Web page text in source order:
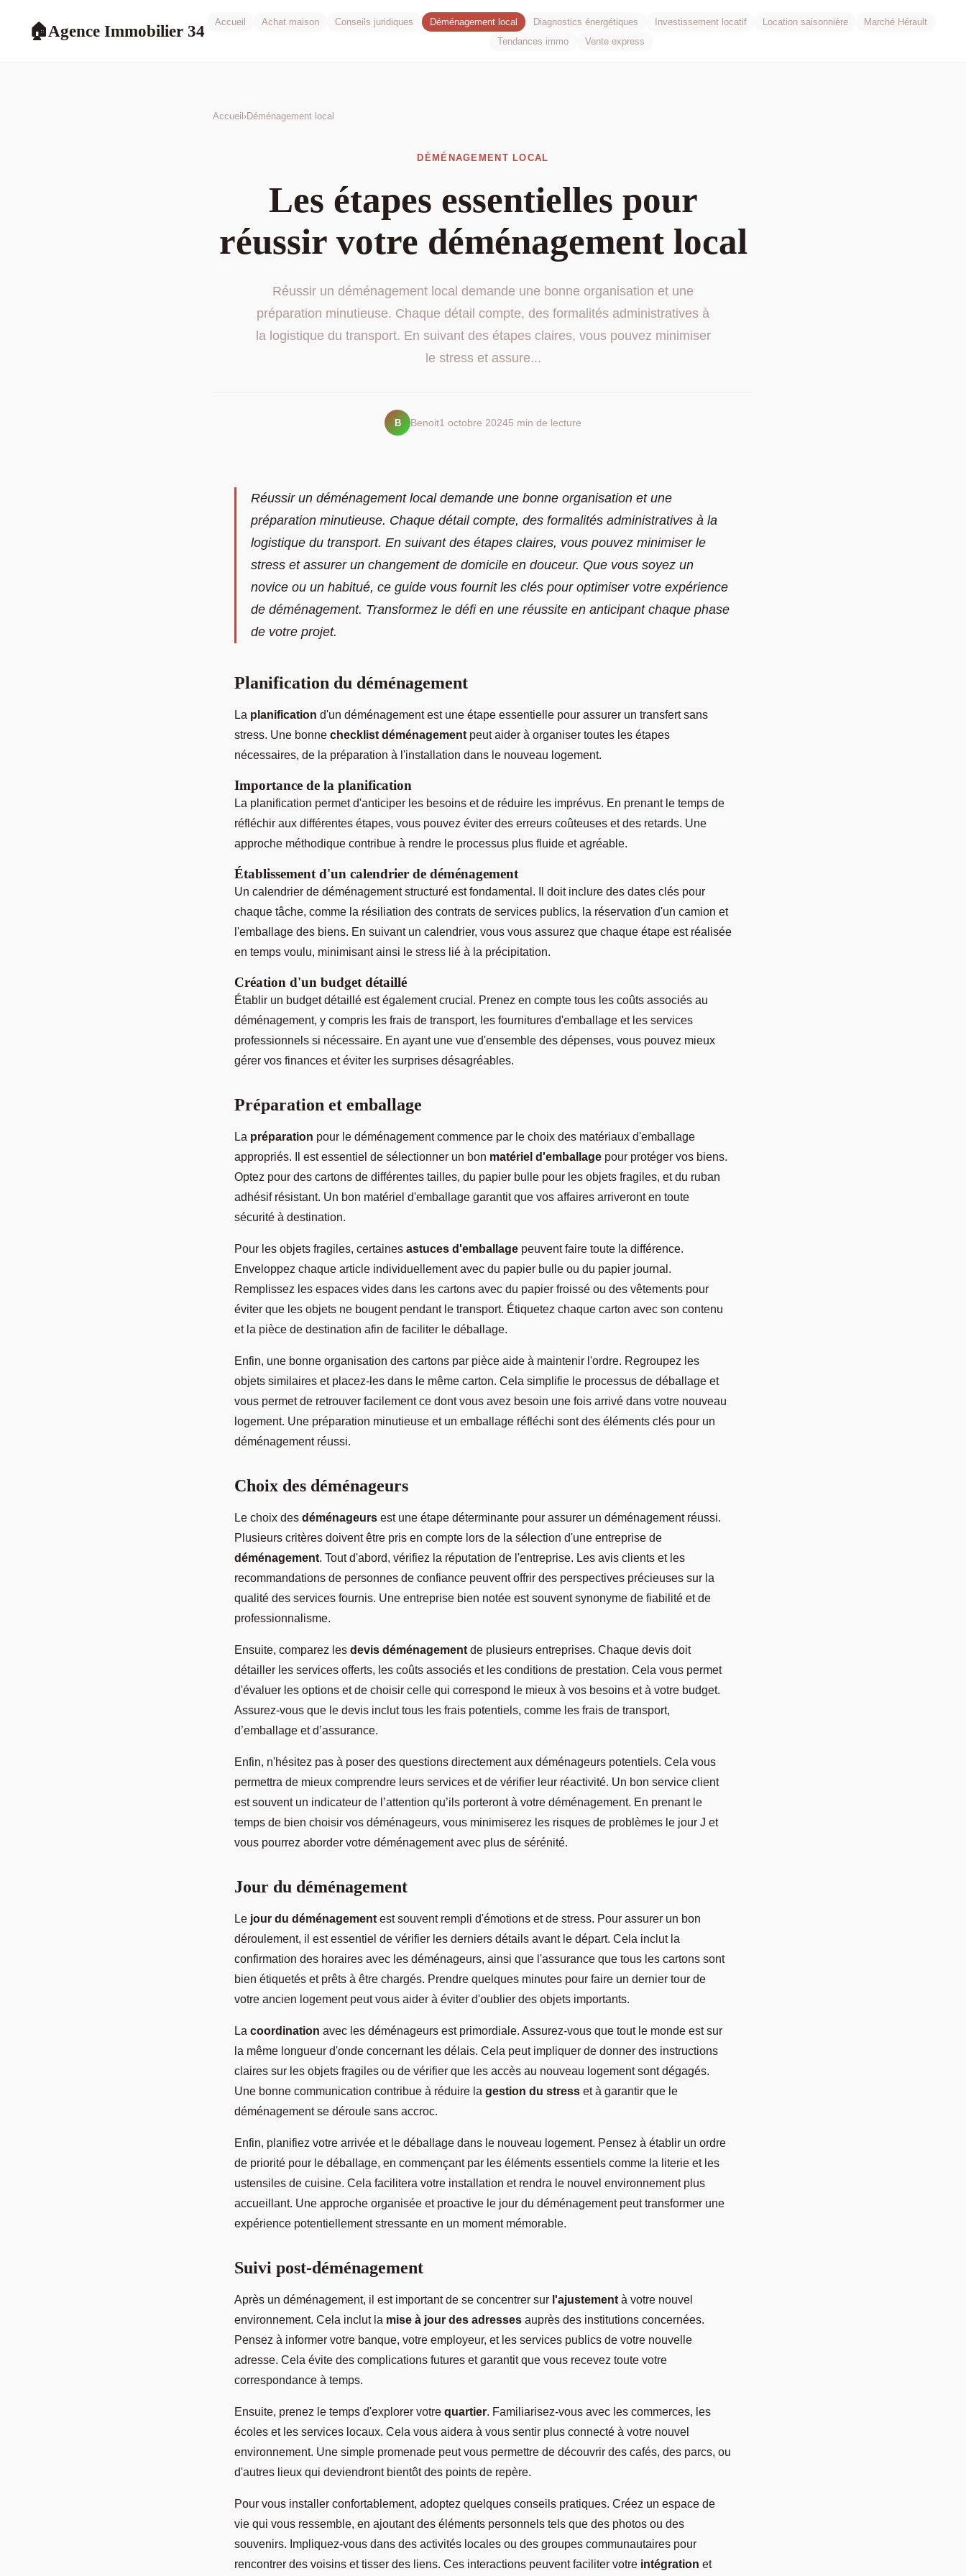
🏠Agence Immobilier 34 Accueil Achat maison Conseils juridiques Déménagement local Diagnostics énergétiques Investissement locatif Location saisonnière
Marché Hérault
Tendances immo
Vente express
Accueil ›Déménagement local
DÉMÉNAGEMENT LOCAL
Les étapes essentielles pour
réussir votre déménagement local
Réussir un déménagement local demande une bonne organisation et une
préparation minutieuse. Chaque détail compte, des formalités administratives à
la logistique du transport. En suivant des étapes claires, vous pouvez minimiser
le stress et assure...
B Benoit1 octobre 20245 min de lecture
Réussir un déménagement local demande une bonne organisation et une
préparation minutieuse. Chaque détail compte, des formalités administratives à la
logistique du transport. En suivant des étapes claires, vous pouvez minimiser le
stress et assurer un changement de domicile en douceur. Que vous soyez un
novice ou un habitué, ce guide vous fournit les clés pour optimiser votre expérience
de déménagement. Transformez le défi en une réussite en anticipant chaque phase
de votre projet.
Planification du déménagement
La planification d'un déménagement est une étape essentielle pour assurer un transfert sans
stress. Une bonne checklist déménagement peut aider à organiser toutes les étapes
nécessaires, de la préparation à l'installation dans le nouveau logement.
Importance de la planification
La planification permet d'anticiper les besoins et de réduire les imprévus. En prenant le temps de
réfléchir aux différentes étapes, vous pouvez éviter des erreurs coûteuses et des retards. Une
approche méthodique contribue à rendre le processus plus fluide et agréable.
Établissement d'un calendrier de déménagement
Un calendrier de déménagement structuré est fondamental. Il doit inclure des dates clés pour
chaque tâche, comme la résiliation des contrats de services publics, la réservation d'un camion et
l'emballage des biens. En suivant un calendrier, vous vous assurez que chaque étape est réalisée
en temps voulu, minimisant ainsi le stress lié à la précipitation.
Création d'un budget détaillé
Établir un budget détaillé est également crucial. Prenez en compte tous les coûts associés au
déménagement, y compris les frais de transport, les fournitures d'emballage et les services
professionnels si nécessaire. En ayant une vue d'ensemble des dépenses, vous pouvez mieux
gérer vos finances et éviter les surprises désagréables.
Préparation et emballage
La préparation pour le déménagement commence par le choix des matériaux d'emballage
appropriés. Il est essentiel de sélectionner un bon matériel d'emballage pour protéger vos biens.
Optez pour des cartons de différentes tailles, du papier bulle pour les objets fragiles, et du ruban
adhésif résistant. Un bon matériel d'emballage garantit que vos affaires arriveront en toute
sécurité à destination.
Pour les objets fragiles, certaines astuces d'emballage peuvent faire toute la différence.
Enveloppez chaque article individuellement avec du papier bulle ou du papier journal.
Remplissez les espaces vides dans les cartons avec du papier froissé ou des vêtements pour
éviter que les objets ne bougent pendant le transport. Étiquetez chaque carton avec son contenu
et la pièce de destination afin de faciliter le déballage.
Enfin, une bonne organisation des cartons par pièce aide à maintenir l'ordre. Regroupez les
objets similaires et placez-les dans le même carton. Cela simplifie le processus de déballage et
vous permet de retrouver facilement ce dont vous avez besoin une fois arrivé dans votre nouveau
logement. Une préparation minutieuse et un emballage réfléchi sont des éléments clés pour un
déménagement réussi.
Choix des déménageurs
Le choix des déménageurs est une étape déterminante pour assurer un déménagement réussi.
Plusieurs critères doivent être pris en compte lors de la sélection d'une entreprise de
déménagement. Tout d'abord, vérifiez la réputation de l'entreprise. Les avis clients et les
recommandations de personnes de confiance peuvent offrir des perspectives précieuses sur la
qualité des services fournis. Une entreprise bien notée est souvent synonyme de fiabilité et de
professionnalisme.
Ensuite, comparez les devis déménagement de plusieurs entreprises. Chaque devis doit
détailler les services offerts, les coûts associés et les conditions de prestation. Cela vous permet
d'évaluer les options et de choisir celle qui correspond le mieux à vos besoins et à votre budget.
Assurez-vous que le devis inclut tous les frais potentiels, comme les frais de transport,
d’emballage et d’assurance.
Enfin, n'hésitez pas à poser des questions directement aux déménageurs potentiels. Cela vous
permettra de mieux comprendre leurs services et de vérifier leur réactivité. Un bon service client
est souvent un indicateur de l’attention qu’ils porteront à votre déménagement. En prenant le
temps de bien choisir vos déménageurs, vous minimiserez les risques de problèmes le jour J et
vous pourrez aborder votre déménagement avec plus de sérénité.
Jour du déménagement
Le jour du déménagement est souvent rempli d'émotions et de stress. Pour assurer un bon
déroulement, il est essentiel de vérifier les derniers détails avant le départ. Cela inclut la
confirmation des horaires avec les déménageurs, ainsi que l'assurance que tous les cartons sont
bien étiquetés et prêts à être chargés. Prendre quelques minutes pour faire un dernier tour de
votre ancien logement peut vous aider à éviter d'oublier des objets importants.
La coordination avec les déménageurs est primordiale. Assurez-vous que tout le monde est sur
la même longueur d'onde concernant les délais. Cela peut impliquer de donner des instructions
claires sur les objets fragiles ou de vérifier que les accès au nouveau logement sont dégagés.
Une bonne communication contribue à réduire la gestion du stress et à garantir que le
déménagement se déroule sans accroc.
Enfin, planifiez votre arrivée et le déballage dans le nouveau logement. Pensez à établir un ordre
de priorité pour le déballage, en commençant par les éléments essentiels comme la literie et les
ustensiles de cuisine. Cela facilitera votre installation et rendra le nouvel environnement plus
accueillant. Une approche organisée et proactive le jour du déménagement peut transformer une
expérience potentiellement stressante en un moment mémorable.
Suivi post-déménagement
Après un déménagement, il est important de se concentrer sur l'ajustement à votre nouvel
environnement. Cela inclut la mise à jour des adresses auprès des institutions concernées.
Pensez à informer votre banque, votre employeur, et les services publics de votre nouvelle
adresse. Cela évite des complications futures et garantit que vous recevez toute votre
correspondance à temps.
Ensuite, prenez le temps d'explorer votre quartier. Familiarisez-vous avec les commerces, les
écoles et les services locaux. Cela vous aidera à vous sentir plus connecté à votre nouvel
environnement. Une simple promenade peut vous permettre de découvrir des cafés, des parcs, ou
d'autres lieux qui deviendront bientôt des points de repère.
Pour vous installer confortablement, adoptez quelques conseils pratiques. Créez un espace de
vie qui vous ressemble, en ajoutant des éléments personnels tels que des photos ou des
souvenirs. Impliquez-vous dans des activités locales ou des groupes communautaires pour
rencontrer des voisins et tisser des liens. Ces interactions peuvent faciliter votre intégration et